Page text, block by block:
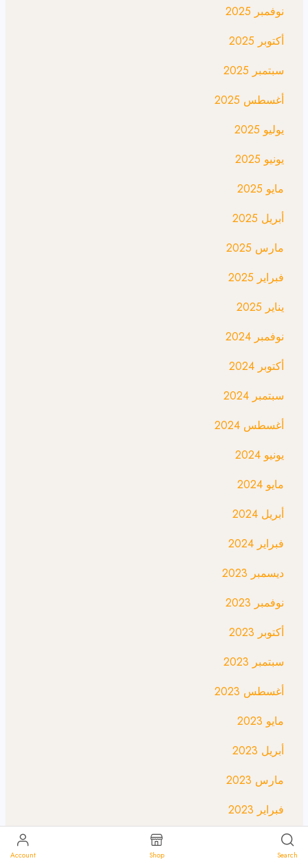
نوفمبر 2025
أكتوبر 2025
سبتمبر 2025
أغسطس 2025
يوليو 2025
يونيو 2025
مايو 2025
أبريل 2025
مارس 2025
فبراير 2025
يناير 2025
نوفمبر 2024
أكتوبر 2024
سبتمبر 2024
أغسطس 2024
يونيو 2024
مايو 2024
أبريل 2024
فبراير 2024
ديسمبر 2023
نوفمبر 2023
أكتوبر 2023
سبتمبر 2023
أغسطس 2023
مايو 2023
أبريل 2023
مارس 2023
فبراير 2023
يناير 2023
Search
Shop
Account